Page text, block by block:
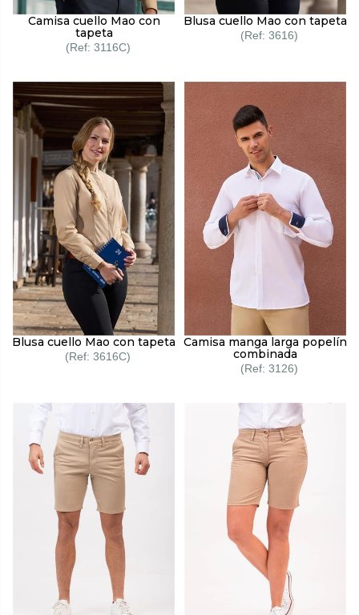
Camisa cuello Mao con
tapeta
3116C
Blusa cuello Mao con tapeta
3616
Blusa cuello Mao con tapeta
3616C
Camisa manga larga popelín
combinada
3126